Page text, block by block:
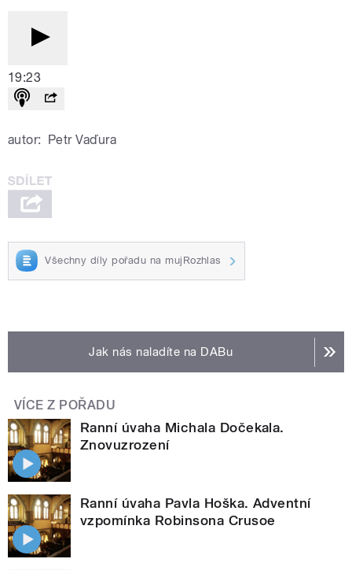
19:23
autor: Petr Vaďura
Všechny díly pořadu na mujRozhlas
Jak nás naladíte na DABu
VÍCE Z POŘADU
Ranní úvaha Michala Dočekala.
Znovuzrození
Ranní úvaha Pavla Hoška. Adventní
vzpomínka Robinsona Crusoe